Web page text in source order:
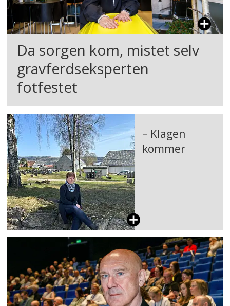
Da sorgen kom, mistet selv
gravferdseksperten
fotfestet
– Klagen
kommer